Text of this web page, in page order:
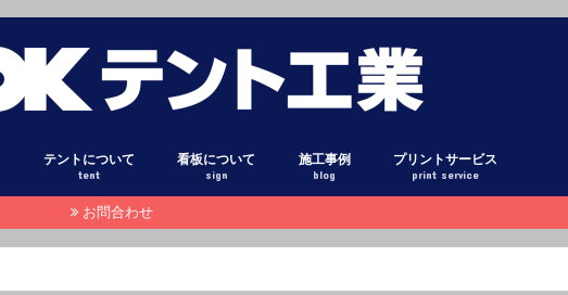
テントについて
tent
オーニング
固定式テント
ダンプ アオリシート
トラック 幌シート
テント生地 光沢
テント生地 布目調
テント生地 高耐候素材
テント生地 糸入り透明シート
テント生地 高級コットン調
テント用粘着フィルム
看板について
sign
施工事例
blog
プリントサービス
print service
お問合わせ